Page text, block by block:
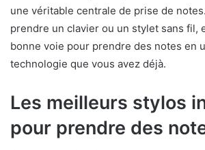
une véritable centrale de prise de
prendre un clavier ou un stylet sans fil,
bonne voie pour prendre des notes en
technologie que vous avez déjà.
Les meilleurs stylos
pour prendre des